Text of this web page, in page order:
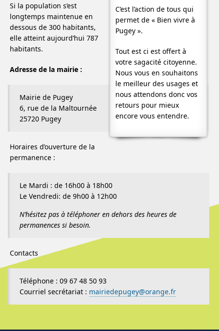
C’est l’action de tous qui
permet de « Bien vivre à
Pugey ».
Tout est ci est offert à
votre sagacité citoyenne.
Nous vous en souhaitons
le meilleur des usages et
nous attendons donc vos
retours pour mieux
encore vous entendre.
Si la population s’est
longtemps maintenue en
dessous de 300 habitants,
elle atteint aujourd’hui 787
habitants.
Adresse de la mairie :
Mairie de Pugey
6, rue de la Maltournée
25720 Pugey
Horaires d’ouverture de la
permanence :
Le Mardi : de 16h00 à 18h00
Le Vendredi: de 9h00 à 12h00
N’hésitez pas à téléphoner en dehors des heures de
permanences si besoin.
Contacts
Téléphone : 09 67 48 50 93
Courriel secrétariat : mairiedepugey@orange.fr